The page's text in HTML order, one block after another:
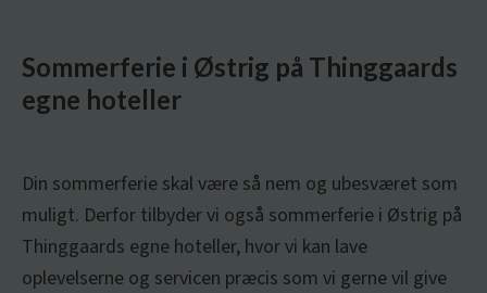
Sommerferie i Østrig på Thinggaards
egne hoteller
Din sommerferie skal være så nem og ubesværet som
muligt. Derfor tilbyder vi også sommerferie i Østrig på
Thinggaards egne hoteller, hvor vi kan lave
oplevelserne og servicen præcis som vi gerne vil give